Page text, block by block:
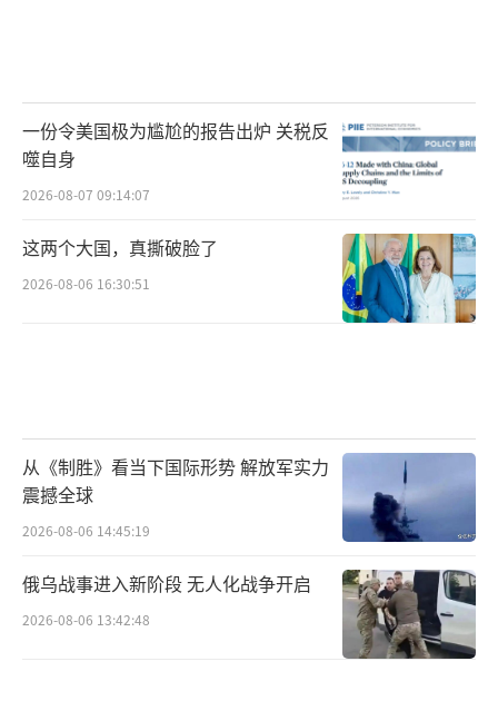
一份令美国极为尴尬的报告出炉 关税反
噬自身
2026-08-07 09:14:07
这两个大国，真撕破脸了
2026-08-06 16:30:51
从《制胜》看当下国际形势 解放军实力
震撼全球
2026-08-06 14:45:19
俄乌战事进入新阶段 无人化战争开启
2026-08-06 13:42:48